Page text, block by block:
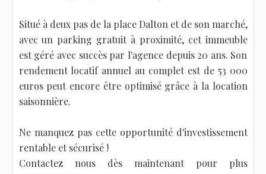
Situé à deux pas de la place Dalton et de son marché,
avec un parking gratuit à proximité, cet immeuble
est géré avec succès par l'agence depuis 20 ans. Son
rendement locatif annuel au complet est de 53 000
euros peut encore être optimisé grâce à la location
saisonnière.
Ne manquez pas cette opportunité d'investissement
rentable et sécurisé !
Contactez nous dès maintenant pour plus